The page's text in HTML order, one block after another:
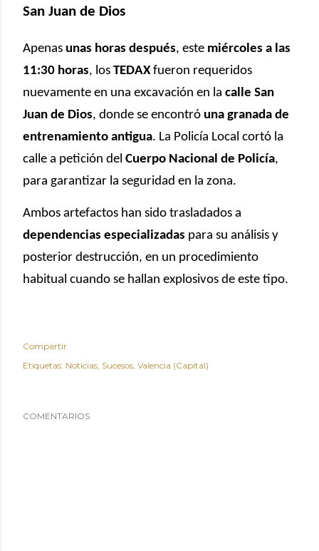
San Juan de Dios
Apenas unas horas después, este miércoles a las
11:30 horas, los TEDAXfueron requeridos
nuevamente en una excavación en la calle San
Juan de Dios, donde se encontró una granada de
entrenamiento antigua. La Policía Local cortó la
calle a petición del Cuerpo Nacional de Policía,
para garantizar la seguridad en la zona.
Ambos artefactos han sido trasladados a
dependencias especializadas para su análisis y
posterior destrucción, en un procedimiento
habitual cuando se hallan explosivos de este tipo.
Compartir
Etiquetas: Noticias Sucesos Valencia (Capital)
COMENTARIOS